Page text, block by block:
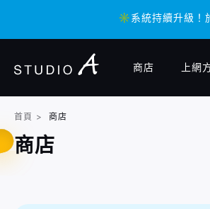
✳️系統持續升級！
✳️系統持續升級！
商店 上網
首頁 > 商店
商店